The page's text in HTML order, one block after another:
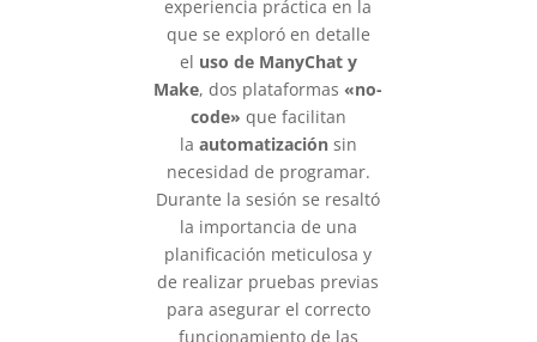
experiencia práctica en la
que se exploró en detalle
el uso de ManyChat y
Make, dos plataformas «no-
code» que facilitan
la automatizaciónsin
necesidad de programar.
Durante la sesión se resaltó
la importancia de una
planificación meticulosa y
de realizar pruebas previas
para asegurar el correcto
funcionamiento de las